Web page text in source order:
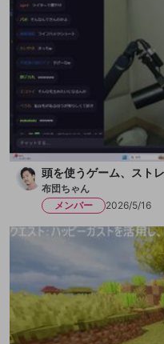
頭を使うゲーム、スト
布団ちゃん
メンバー
2026/5/16